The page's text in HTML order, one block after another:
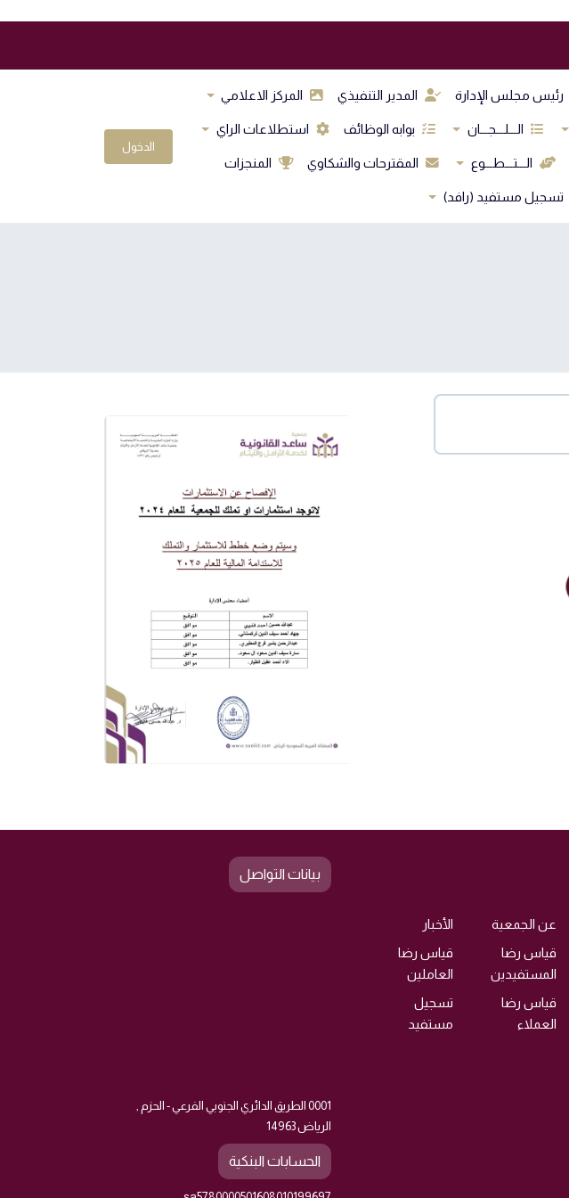
رئيس مجلس الإدارة المدير التنفيذي المركز الاعلامي
الـــلـــجـــان بوابه الوظائف استطلاعات الراي
الـــتـــطـــوع المقترحات والشكاوي المنجزات
تسجيل مستفيد (رافد)
الدخول
عن الجمعية
الأخبار
قياس رضا
المستفيدين
قياس رضا
العاملين
قياس رضا
العملاء
تسجيل
مستفيد
بيانات التواصل
0001 الطريق الدائري الجنوبي الفرعي - الحزم ,
الرياض 14963
الحسابات البنكية